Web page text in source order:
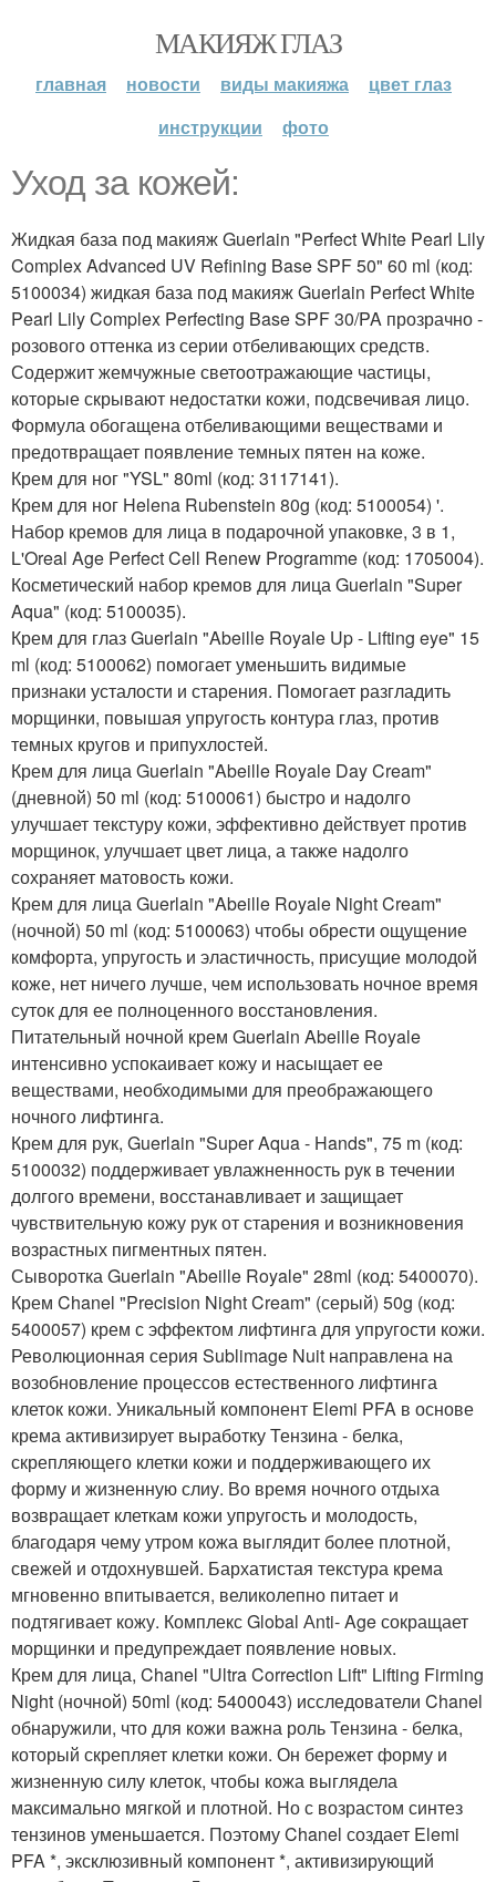
МАКИЯЖ ГЛАЗ
главная новости виды макияжа
цвет глаз
инструкции
фото
Уход за кожей:
Жидкая база под макияж Guerlain "Perfect White Pearl Lily
Complex Advanced UV Refining Base SPF 50" 60 ml (код:
5100034) жидкая база под макияж Guerlain Perfect White
Pearl Lily Complex Perfecting Base SPF 30/PA прозрачно -
розового оттенка из серии отбеливающих средств.
Содержит жемчужные светоотражающие частицы,
которые скрывают недостатки кожи, подсвечивая лицо.
Формула обогащена отбеливающими веществами и
предотвращает появление темных пятен на коже.
Крем для ног "YSL" 80ml (код: 3117141).
Крем для ног Helena Rubenstein 80g (код: 5100054) '.
Набор кремов для лица в подарочной упаковке, 3 в 1,
L'Oreal Age Perfect Cell Renew Programme (код: 1705004).
Косметический набор кремов для лица Guerlain "Super
Aqua" (код: 5100035).
Крем для глаз Guerlain "Abeille Royale Up - Lifting eye" 15
ml (код: 5100062) помогает уменьшить видимые
признаки усталости и старения. Помогает разгладить
морщинки, повышая упругость контура глаз, против
темных кругов и припухлостей.
Крем для лица Guerlain "Abeille Royale Day Cream"
(дневной) 50 ml (код: 5100061) быстро и надолго
улучшает текстуру кожи, эффективно действует против
морщинок, улучшает цвет лица, а также надолго
сохраняет матовость кожи.
Крем для лица Guerlain "Abeille Royale Night Cream"
(ночной) 50 ml (код: 5100063) чтобы обрести ощущение
комфорта, упругость и эластичность, присущие молодой
коже, нет ничего лучше, чем использовать ночное время
суток для ее полноценного восстановления.
Питательный ночной крем Guerlain Abeille Royale
интенсивно успокаивает кожу и насыщает ее
веществами, необходимыми для преображающего
ночного лифтинга.
Крем для рук, Guerlain "Super Aqua - Hands", 75 m (код:
5100032) поддерживает увлажненность рук в течении
долгого времени, восстанавливает и защищает
чувствительную кожу рук от старения и возникновения
возрастных пигментных пятен.
Сыворотка Guerlain "Abeille Royale" 28ml (код: 5400070).
Крем Chanel "Precision Night Cream" (серый) 50g (код:
5400057) крем с эффектом лифтинга для упругости кожи.
Революционная серия Sublimage Nuit направлена на
возобновление процессов естественного лифтинга
клеток кожи. Уникальный компонент Elemi PFA в основе
крема активизирует выработку Тензина - белка,
скрепляющего клетки кожи и поддерживающего их
форму и жизненную слиу. Во время ночного отдыха
возвращает клеткам кожи упругость и молодость,
благодаря чему утром кожа выглядит более плотной,
свежей и отдохнувшей. Бархатистая текстура крема
мгновенно впитывается, великолепно питает и
подтягивает кожу. Комплекс Global Аnti- Age сокращает
морщинки и предупреждает появление новых.
Крем для лица, Chanel "Ultra Correction Lift" Lifting Firming
Night (ночной) 50ml (код: 5400043) исследователи Chanel
обнаружили, что для кожи важна роль Тензина - белка,
который скрепляет клетки кожи. Он бережет форму и
жизненную силу клеток, чтобы кожа выглядела
максимально мягкой и плотной. Но с возрастом синтез
тензинов уменьшается. Поэтому Chanel создает Elemi
PFA *, эксклюзивный компонент *, активизирующий